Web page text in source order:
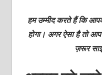
हम उम्मीद करते हैं कि
होगा। अगर ऐसा है तो
ज़रूर